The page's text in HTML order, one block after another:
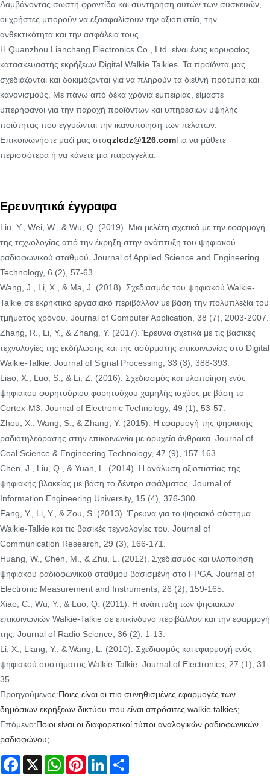
Λαμβάνοντας σωστή φροντίδα και συντήρηση αυτών των συσκευών,
οι χρήστες μπορούν να εξασφαλίσουν την αξιοπιστία, την
ανθεκτικότητα και την ασφάλεια τους.
Η Quanzhou Lianchang Electronics Co., Ltd. είναι ένας κορυφαίος
κατασκευαστής εκρήξεων Digital Walkie Talkies. Τα προϊόντα μας
σχεδιάζονται και δοκιμάζονται για να πληρούν τα διεθνή πρότυπα και
κανονισμούς. Με πάνω από δέκα χρόνια εμπειρίας, είμαστε
υπερήφανοι για την παροχή προϊόντων και υπηρεσιών υψηλής
ποιότητας που εγγυώνται την ικανοποίηση των πελατών.
Επικοινωνήστε μαζί μας στοqzlcdz@126.comΓια να μάθετε
περισσότερα ή να κάνετε μια παραγγελία.
Ερευνητικά έγγραφα
Liu, Υ., Wei, W., & Wu, Q. (2019). Μια μελέτη σχετικά με την εφαρμογή
της τεχνολογίας από την έκρηξη στην ανάπτυξη του ψηφιακού
ραδιοφωνικού σταθμού. Journal of Applied Science and Engineering
Technology, 6 (2), 57-63.
Wang, J., Li, Χ., & Ma, J. (2018). Σχεδιασμός του ψηφιακού Walkie-
Talkie σε εκρηκτικό εργασιακό περιβάλλον με βάση την πολυπλεξία του
τμήματος χρόνου. Journal of Computer Application, 38 (7), 2003-2007.
Zhang, R., Li, Υ., & Zhang, Υ. (2017). Έρευνα σχετικά με τις βασικές
τεχνολογίες της εκδήλωσης και της ασύρματης επικοινωνίας στο Digital
Walkie-Talkie. Journal of Signal Processing, 33 (3), 388-393.
Liao, Χ., Luo, S., & Li, Ζ. (2016). Σχεδιασμός και υλοποίηση ενός
ψηφιακού φορητούριου φορητούχου χαμηλής ισχύος με βάση το
Cortex-M3. Journal of Electronic Technology, 49 (1), 53-57.
Zhou, Χ., Wang, S., & Zhang, Υ. (2015). Η εφαρμογή της ψηφιακής
ραδιοτηλεόρασης στην επικοινωνία με ορυχεία άνθρακα. Journal of
Coal Science & Engineering Technology, 47 (9), 157-163.
Chen, J., Liu, Q., & Yuan, L. (2014). Η ανάλυση αξιοπιστίας της
ψηφιακής βλακείας με βάση το δέντρο σφάλματος. Journal of
Information Engineering University, 15 (4), 376-380.
Fang, Υ., Li, Υ., & Zou, S. (2013). Έρευνα για το ψηφιακό σύστημα
Walkie-Talkie και τις βασικές τεχνολογίες του. Journal of
Communication Research, 29 (3), 166-171.
Huang, W., Chen, Μ., & Zhu, L. (2012). Σχεδιασμός και υλοποίηση
ψηφιακού ραδιοφωνικού σταθμού βασισμένη στο FPGA. Journal of
Electronic Measurement and Instruments, 26 (2), 159-165.
Xiao, C., Wu, Υ., & Luo, Q. (2011). Η ανάπτυξη των ψηφιακών
επικοινωνιών Walkie-Talkie σε επικίνδυνο περιβάλλον και την εφαρμογή
της. Journal of Radio Science, 36 (2), 1-13.
Li, Χ., Liang, Υ., & Wang, L. (2010). Σχεδιασμός και εφαρμογή ενός
ψηφιακού συστήματος Walkie-Talkie. Journal of Electronics, 27 (1), 31-
35.
Προηγούμενος:Ποιες είναι οι πιο συνηθισμένες εφαρμογές των
δημόσιων εκρήξεων δικτύου που είναι απρόσιτες walkie talkies;
Επόμενο:Ποιοι είναι οι διαφορετικοί τύποι αναλογικών ραδιοφωνικών
ραδιοφώνου;
Facebook
X WhatsAppPinterestLinkedIn